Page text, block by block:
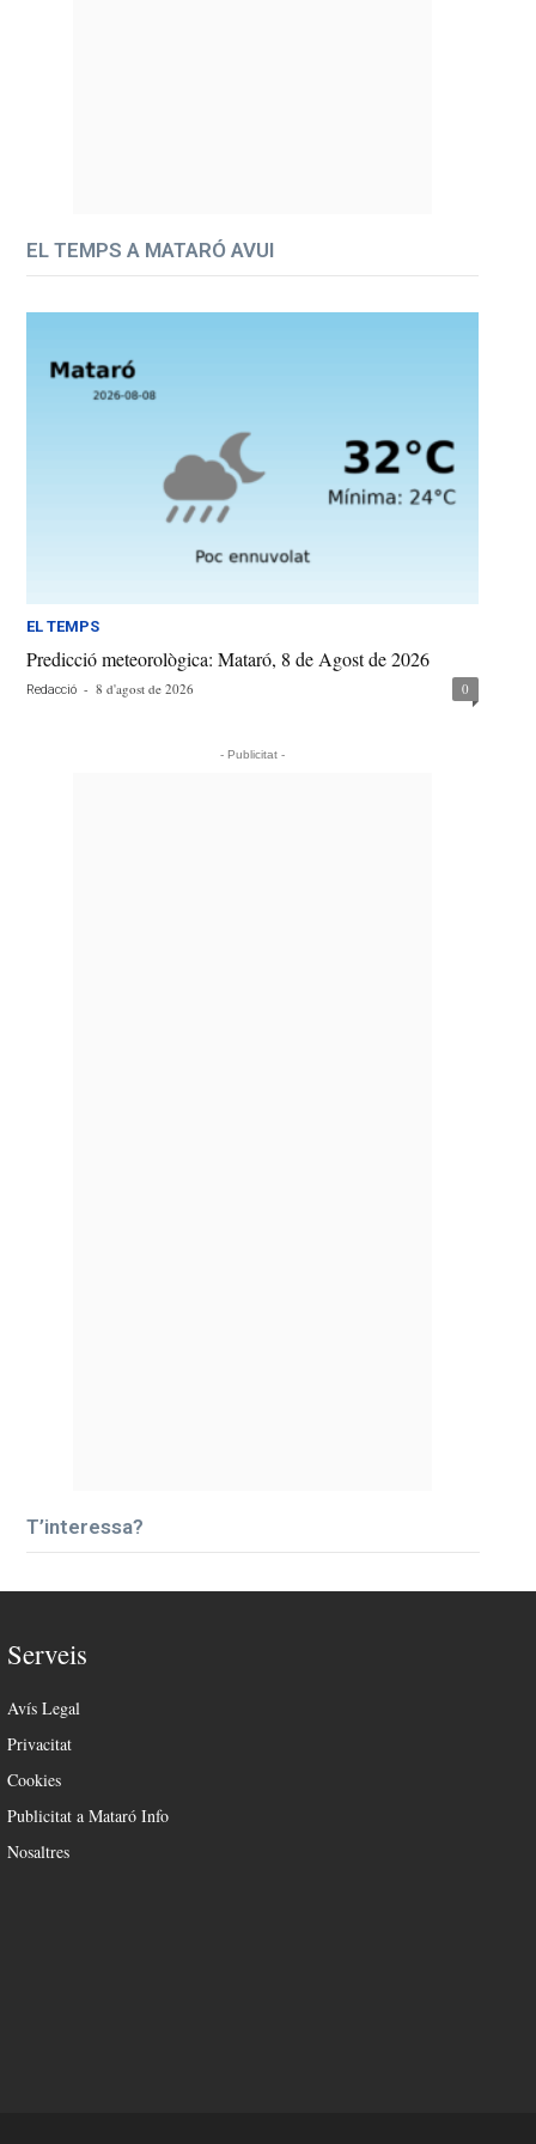
EL TEMPS A MATARÓ AVUI
EL TEMPS
Predicció meteorològica: Mataró, 8 de Agost de 2026
Redacció - 8 d'agost de 2026 0
- Publicitat -
T’interessa?
Serveis
Avís Legal
Privacitat
Cookies
Publicitat a Mataró Info
Nosaltres